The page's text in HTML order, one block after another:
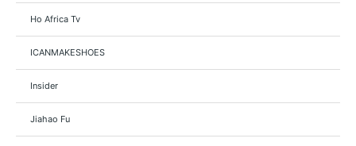
Ho Africa Tv
ICANMAKESHOES
Insider
Jiahao Fu